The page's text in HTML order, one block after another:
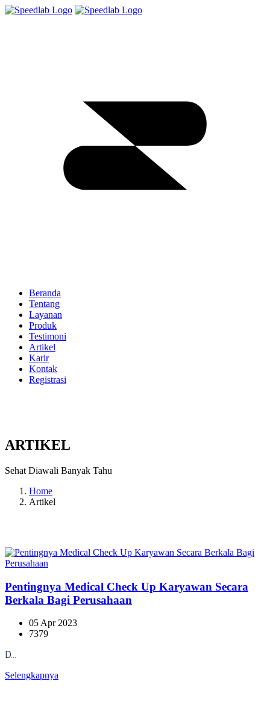
Beranda
Tentang
Layanan
Produk
Testimoni
Artikel
Karir
Kontak
Registrasi
ARTIKEL
Sehat Diawali Banyak Tahu
Home
Artikel
Pentingnya Medical Check Up Karyawan Secara
Berkala Bagi Perusahaan
05 Apr 2023
7379
D...
Selengkapnya